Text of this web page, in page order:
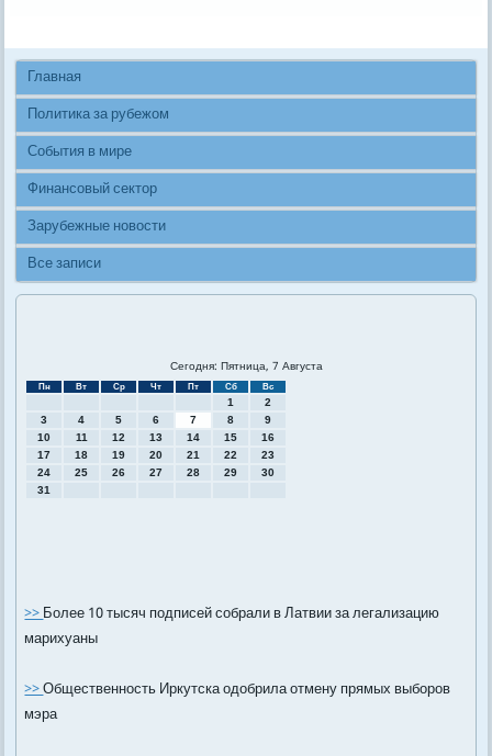
Главная
Политика за рубежом
События в мире
Финансовый сектор
Зарубежные новости
Все записи
Сегодня: Пятница, 7 Августа
Пн Вт Ср Чт Пт Сб Вс
1
2
3
4 5 6 7 8
9
10
11 12 13 14 15
16
17
18 19 20 21 22
23
24
25 26 27 28 29
30
31
>>Более 10 тысяч подписей собрали в Латвии за легализацию
марихуаны
>>Общественность Иркутска одобрила отмену прямых выборов
мэра